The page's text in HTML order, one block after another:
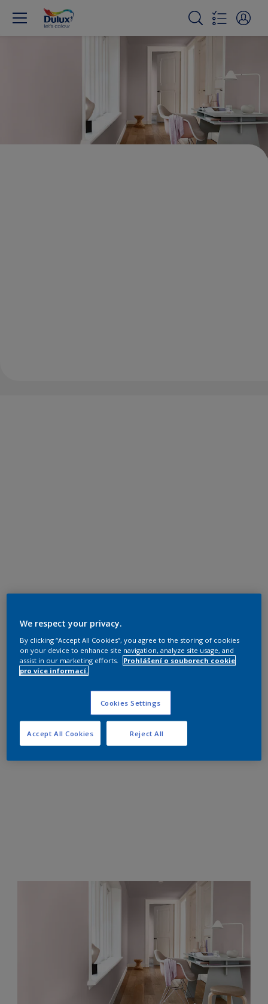
We respect your privacy.
By clicking “Accept All Cookies”, you agree to the storing of cookies
on your device to enhance site navigation, analyze site usage, and
assist in our marketing efforts.
Prohlášení o souborech cookie
pro více informací.
Cookies Settings
Reject All
Accept All Cookies